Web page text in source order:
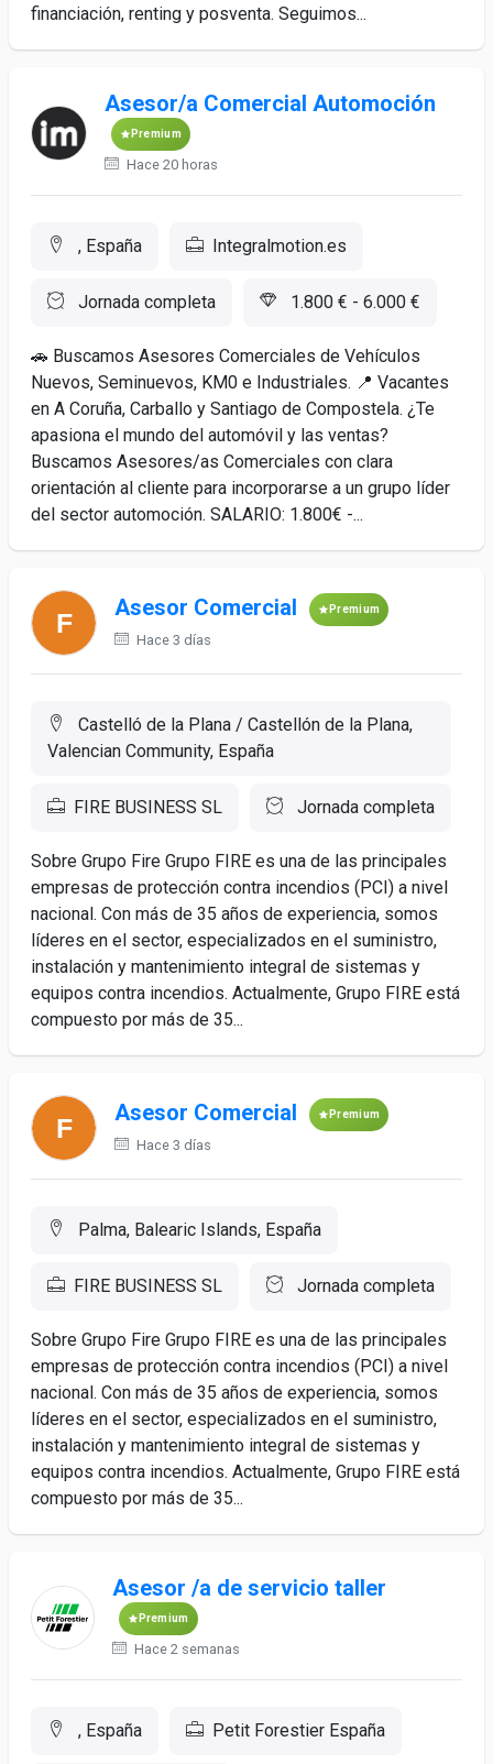
financiación, renting y posventa. Seguimos...
Asesor/a Comercial Automoción
Premium
Hace 20 horas
, España Integralmotion.es
Jornada completa 1.800 € - 6.000 €
🚗 Buscamos Asesores Comerciales de Vehículos
Nuevos, Seminuevos, KM0 e Industriales. 📍 Vacantes
en A Coruña, Carballo y Santiago de Compostela. ¿Te
apasiona el mundo del automóvil y las ventas?
Buscamos Asesores/as Comerciales con clara
orientación al cliente para incorporarse a un grupo líder
del sector automoción. SALARIO: 1.800€ -...
Asesor Comercial Premium
Hace 3 días
Castelló de la Plana / Castellón de la Plana,
Valencian Community, España
FIRE BUSINESS SL Jornada completa
Sobre Grupo Fire Grupo FIRE es una de las principales
empresas de protección contra incendios (PCI) a nivel
nacional. Con más de 35 años de experiencia, somos
líderes en el sector, especializados en el suministro,
instalación y mantenimiento integral de sistemas y
equipos contra incendios. Actualmente, Grupo FIRE está
compuesto por más de 35...
Asesor Comercial Premium
Hace 3 días
Palma, Balearic Islands, España
FIRE BUSINESS SL Jornada completa
Sobre Grupo Fire Grupo FIRE es una de las principales
empresas de protección contra incendios (PCI) a nivel
nacional. Con más de 35 años de experiencia, somos
líderes en el sector, especializados en el suministro,
instalación y mantenimiento integral de sistemas y
equipos contra incendios. Actualmente, Grupo FIRE está
compuesto por más de 35...
Asesor /a de servicio taller
Premium
Hace 2 semanas
, España Petit Forestier España